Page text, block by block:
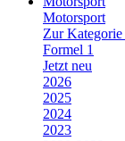
Motorsport
Zur
Formel 1
Jetzt neu
2026
2025
2024
2023